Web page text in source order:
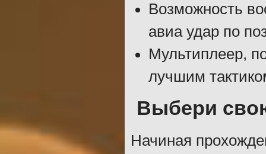
Возможность
авиа удар по
Мультиплеер,
лучшим
Выбери
Начиная